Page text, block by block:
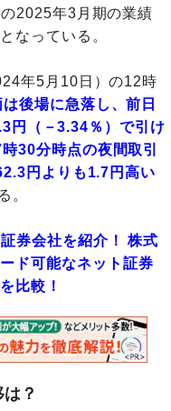
の2025年3月期の業績
なっている。
年5月10日）の12時
後場に急落し、前日
円（－3.34％）で引け
30分時点の夜間取引
円よりも1.7円高い
。
券会社を紹介！ 株式
ド可能なネット証券
比較！
？